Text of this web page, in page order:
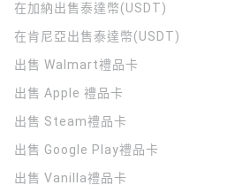
在加納出售泰達幣(USDT)
在肯尼亞出售泰達幣(USDT)
出售 Walmart禮品卡
出售 Apple 禮品卡
出售 Steam禮品卡
出售 Google Play禮品卡
出售 Vanilla禮品卡